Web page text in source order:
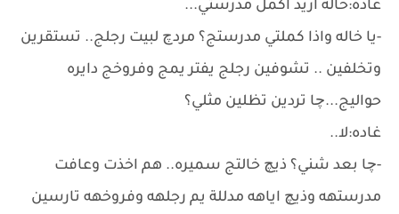
غاده:خاله اريد اكمل مدرستي...
-يا خاله واذا كملتي مدرستج؟ مردچ لبيت رجلج.. تستقرين
وتخلفين .. تشوفين رجلج يفتر يمج وفروخج دايره
حواليج...چا تردين تظلين مثلي؟
غاده:لا..
-چا بعد شني؟ ذيچ خالتج سميره.. هم اخذت وعافت
مدرستهه وذيچ اياهه مدللة يم رجلهه وفروخهه تارسين